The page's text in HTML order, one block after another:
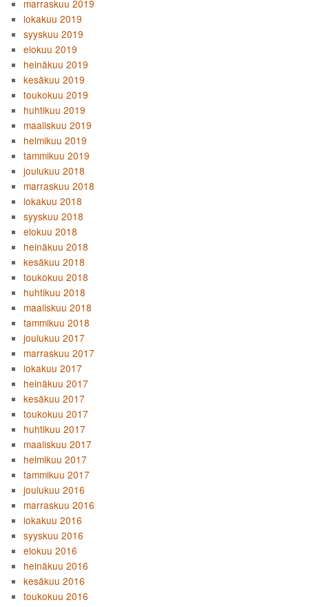
marraskuu 2019
lokakuu 2019
syyskuu 2019
elokuu 2019
heinäkuu 2019
kesäkuu 2019
toukokuu 2019
huhtikuu 2019
maaliskuu 2019
helmikuu 2019
tammikuu 2019
joulukuu 2018
marraskuu 2018
lokakuu 2018
syyskuu 2018
elokuu 2018
heinäkuu 2018
kesäkuu 2018
toukokuu 2018
huhtikuu 2018
maaliskuu 2018
tammikuu 2018
joulukuu 2017
marraskuu 2017
lokakuu 2017
heinäkuu 2017
kesäkuu 2017
toukokuu 2017
huhtikuu 2017
maaliskuu 2017
helmikuu 2017
tammikuu 2017
joulukuu 2016
marraskuu 2016
lokakuu 2016
syyskuu 2016
elokuu 2016
heinäkuu 2016
kesäkuu 2016
toukokuu 2016